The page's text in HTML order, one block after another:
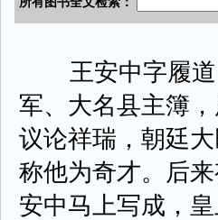
王安中字履道
军、大名县主簿
议论祥瑞，朝廷
称他为奇才。后
安中马上写成，